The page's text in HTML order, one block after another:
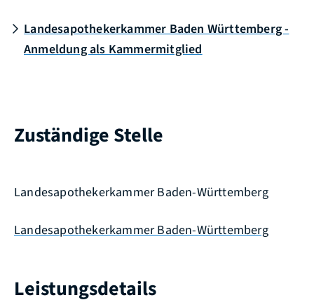
Landesapothekerkammer Baden Württemberg -
Anmeldung als Kammermitglied
Zuständige Stelle
Landesapothekerkammer Baden-Württemberg
Landesapothekerkammer Baden-Württemberg
Leistungsdetails